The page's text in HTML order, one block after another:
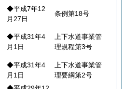
◆平成7年12
月27日
条例第18号
◆平成31年4
月1日
上下水道事業管
理規程第3号
◆平成31年4
月1日
上下水道事業管
理要綱第2号